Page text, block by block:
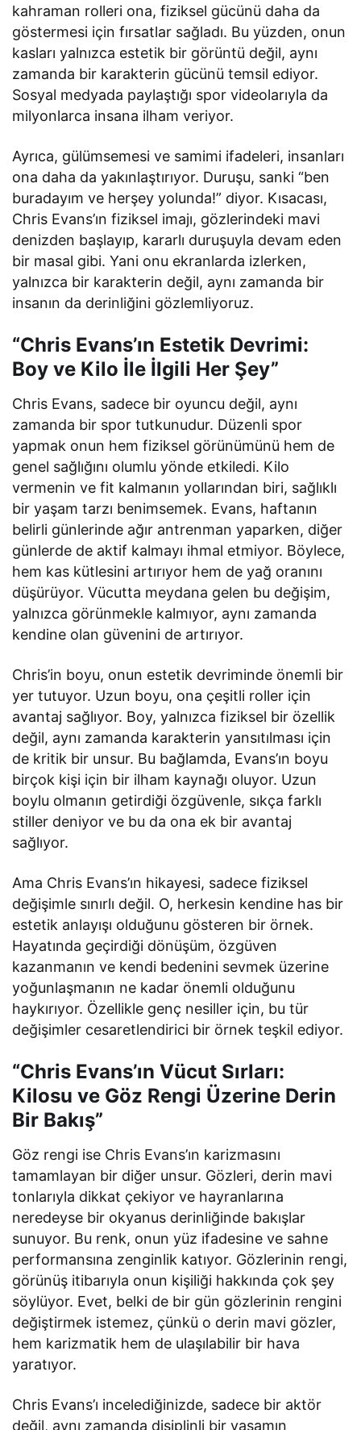
kahraman rolleri ona, fiziksel gücünü daha da
göstermesi için fırsatlar sağladı. Bu yüzden, onun
kasları yalnızca estetik bir görüntü değil, aynı
zamanda bir karakterin gücünü temsil ediyor.
Sosyal medyada paylaştığı spor videolarıyla da
milyonlarca insana ilham veriyor.
Ayrıca, gülümsemesi ve samimi ifadeleri, insanları
ona daha da yakınlaştırıyor. Duruşu, sanki “ben
buradayım ve herşey yolunda!” diyor. Kısacası,
Chris Evans’ın fiziksel imajı, gözlerindeki mavi
denizden başlayıp, kararlı duruşuyla devam eden
bir masal gibi. Yani onu ekranlarda izlerken,
yalnızca bir karakterin değil, aynı zamanda bir
insanın da derinliğini gözlemliyoruz.
“Chris Evans’ın Estetik Devrimi:
Boy ve Kilo İle İlgili Her Şey”
Chris Evans, sadece bir oyuncu değil, aynı
zamanda bir spor tutkunudur. Düzenli spor
yapmak onun hem fiziksel görünümünü hem de
genel sağlığını olumlu yönde etkiledi. Kilo
vermenin ve fit kalmanın yollarından biri, sağlıklı
bir yaşam tarzı benimsemek. Evans, haftanın
belirli günlerinde ağır antrenman yaparken, diğer
günlerde de aktif kalmayı ihmal etmiyor. Böylece,
hem kas kütlesini artırıyor hem de yağ oranını
düşürüyor. Vücutta meydana gelen bu değişim,
yalnızca görünmekle kalmıyor, aynı zamanda
kendine olan güvenini de artırıyor.
Chris’in boyu, onun estetik devriminde önemli bir
yer tutuyor. Uzun boyu, ona çeşitli roller için
avantaj sağlıyor. Boy, yalnızca fiziksel bir özellik
değil, aynı zamanda karakterin yansıtılması için
de kritik bir unsur. Bu bağlamda, Evans’ın boyu
birçok kişi için bir ilham kaynağı oluyor. Uzun
boylu olmanın getirdiği özgüvenle, sıkça farklı
stiller deniyor ve bu da ona ek bir avantaj
sağlıyor.
Ama Chris Evans’ın hikayesi, sadece fiziksel
değişimle sınırlı değil. O, herkesin kendine has bir
estetik anlayışı olduğunu gösteren bir örnek.
Hayatında geçirdiği dönüşüm, özgüven
kazanmanın ve kendi bedenini sevmek üzerine
yoğunlaşmanın ne kadar önemli olduğunu
haykırıyor. Özellikle genç nesiller için, bu tür
değişimler cesaretlendirici bir örnek teşkil ediyor.
“Chris Evans’ın Vücut Sırları:
Kilosu ve Göz Rengi Üzerine Derin
Bir Bakış”
Göz rengi ise Chris Evans’ın karizmasını
tamamlayan bir diğer unsur. Gözleri, derin mavi
tonlarıyla dikkat çekiyor ve hayranlarına
neredeyse bir okyanus derinliğinde bakışlar
sunuyor. Bu renk, onun yüz ifadesine ve sahne
performansına zenginlik katıyor. Gözlerinin rengi,
görünüş itibarıyla onun kişiliği hakkında çok şey
söylüyor. Evet, belki de bir gün gözlerinin rengini
değiştirmek istemez, çünkü o derin mavi gözler,
hem karizmatik hem de ulaşılabilir bir hava
yaratıyor.
Chris Evans’ı incelediğinizde, sadece bir aktör
değil, aynı zamanda disiplinli bir yaşamın